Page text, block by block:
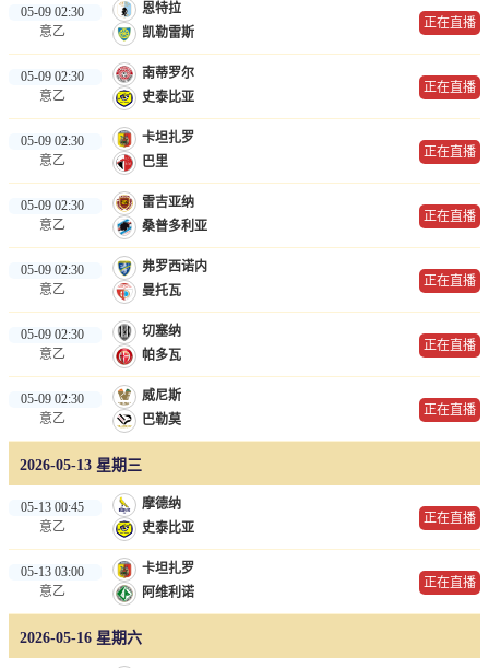
05-09 02:30
意乙
恩特拉
凯勒雷斯
正在直播
05-09 02:30
意乙
南蒂罗尔
史泰比亚
正在直播
05-09 02:30
意乙
卡坦扎罗
巴里
正在直播
05-09 02:30
意乙
雷吉亚纳
桑普多利亚
正在直播
05-09 02:30
意乙
弗罗西诺内
曼托瓦
正在直播
05-09 02:30
意乙
切塞纳
帕多瓦
正在直播
05-09 02:30
意乙
威尼斯
巴勒莫
正在直播
2026-05-13 星期三
05-13 00:45
意乙
摩德纳
史泰比亚
正在直播
05-13 03:00
意乙
卡坦扎罗
阿维利诺
正在直播
2026-05-16 星期六